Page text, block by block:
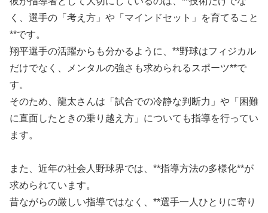
く、選手の「考え方」や「マインドセット」を育てること
**です。
翔平選手の活躍からも分かるように、**野球はフィジカル
だけでなく、メンタルの強さも求められるスポーツ**で
す。
そのため、龍太さんは「試合での冷静な判断力」や「困難
に直面したときの乗り越え方」についても指導を行ってい
ます。
また、近年の社会人野球界では、**指導方法の多様化**が
求められています。
昔ながらの厳しい指導ではなく、**選手一人ひとりに寄り